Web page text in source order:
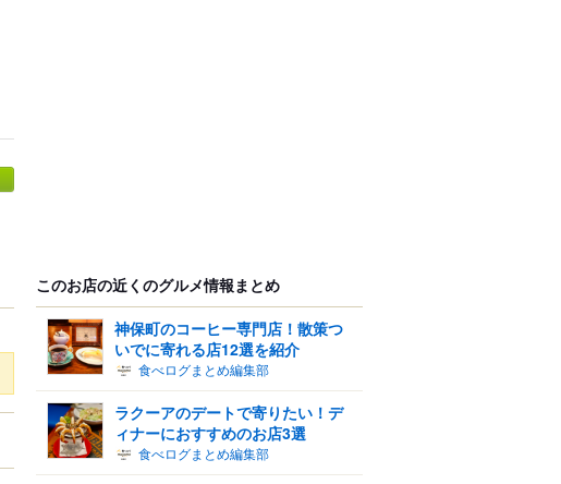
このお店の近くのグルメ情報まとめ
神保町のコーヒー専門店！散策つ
いでに寄れる店12選を紹介
食べログまとめ編集部
ラクーアのデートで寄りたい！デ
ィナーにおすすめのお店3選
食べログまとめ編集部